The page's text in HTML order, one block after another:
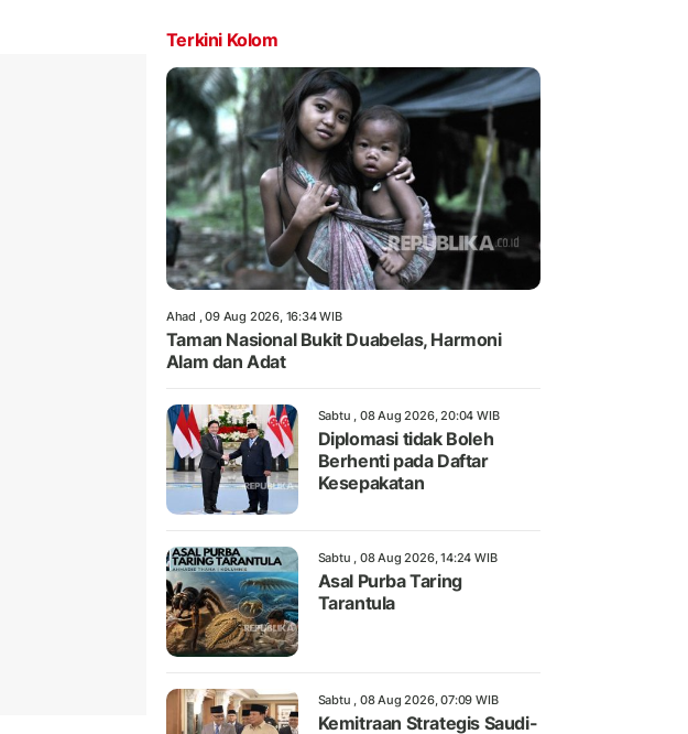
Terkini Kolom
Ahad , 09 Aug 2026, 16:34 WIB
Taman Nasional Bukit Duabelas, Harmoni
Alam dan Adat
Sabtu , 08 Aug 2026, 20:04 WIB
Diplomasi tidak Boleh
Berhenti pada Daftar
Kesepakatan
Sabtu , 08 Aug 2026, 14:24 WIB
Asal Purba Taring
Tarantula
Sabtu , 08 Aug 2026, 07:09 WIB
Kemitraan Strategis Saudi-